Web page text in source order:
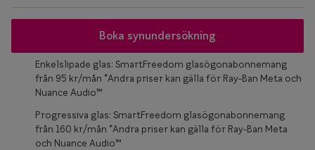
Boka synundersökning
Enkelslipade glas: SmartFreedom glasögonabonnemang
från 95 kr/mån *Andra priser kan gälla för Ray-Ban Meta och
Nuance Audio™
Progressiva glas: SmartFreedom glasögonabonnemang
från 160 kr/mån *Andra priser kan gälla för Ray-Ban Meta
och Nuance Audio™